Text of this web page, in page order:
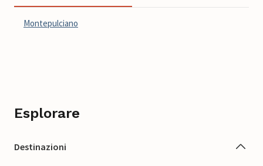
Montepulciano
Esplorare
Destinazioni